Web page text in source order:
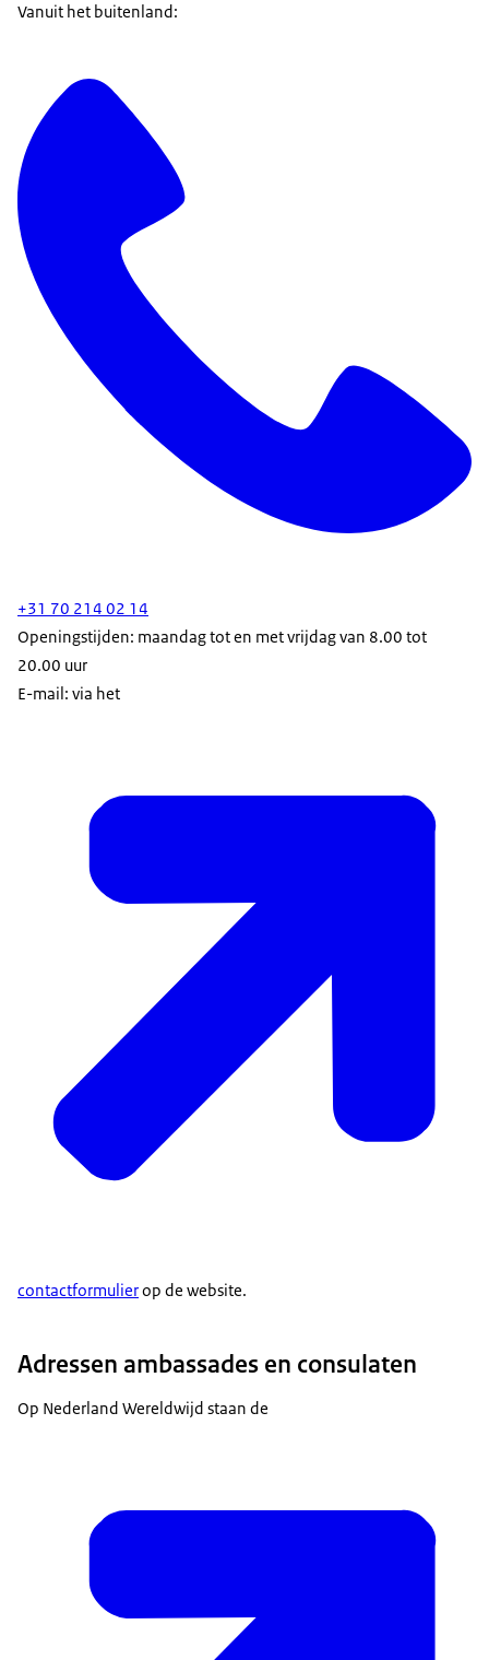
Vanuit het buitenland:
+31 70 214 02 14
Openingstijden: maandag tot en met vrijdag van 8.00 tot
20.00 uur
E-mail: via het
contactformulierop de website.
Adressen ambassades en consulaten
Op Nederland Wereldwijd staan de